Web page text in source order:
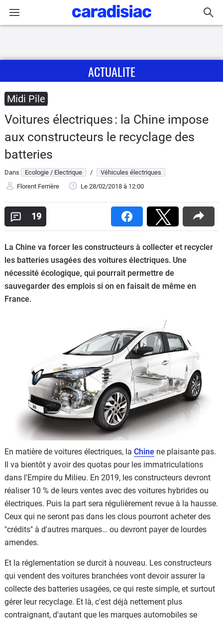
Actu
Essais
d'achat
Electriques
Utilitaires
Auto
Services
Forum
ACTUALITE
Midi Pile
Voitures électriques : la Chine impose
aux constructeurs le recyclage des
batteries
Dans Ecologie / Electrique /
Véhicules électriques
Florent Ferrière
Le 28/02/2018 à 12:00
19
La Chine va forcer les constructeurs à collecter et recycler
les batteries usagées des voitures électriques. Une
nécessité écologique, qui pourrait permettre de
sauvegarder des emplois si on en faisait de même en
France.
En matière de voitures électriques, la Chine ne plaisante pas.
Il va bientôt y avoir des quotas pour les immatriculations
dans l'Empire du Milieu. En 2019, les constructeurs devront
réaliser 10 % de leurs ventes avec des voitures hybrides ou
électriques. Puis la part sera régulièrement revue à la hausse.
Ceux qui ne seront pas dans les clous pourront acheter des
"crédits" à d'autres marques… ou devront payer de lourdes
amendes.
Et la réglementation se durcit à nouveau. Les constructeurs
qui vendent des voitures branchées vont devoir assurer la
collecte des batteries usagées, ce qui reste simple, et surtout
gérer leur recyclage. Et là, c'est déjà nettement plus
contraignant, d'autant que les marques automobiles se